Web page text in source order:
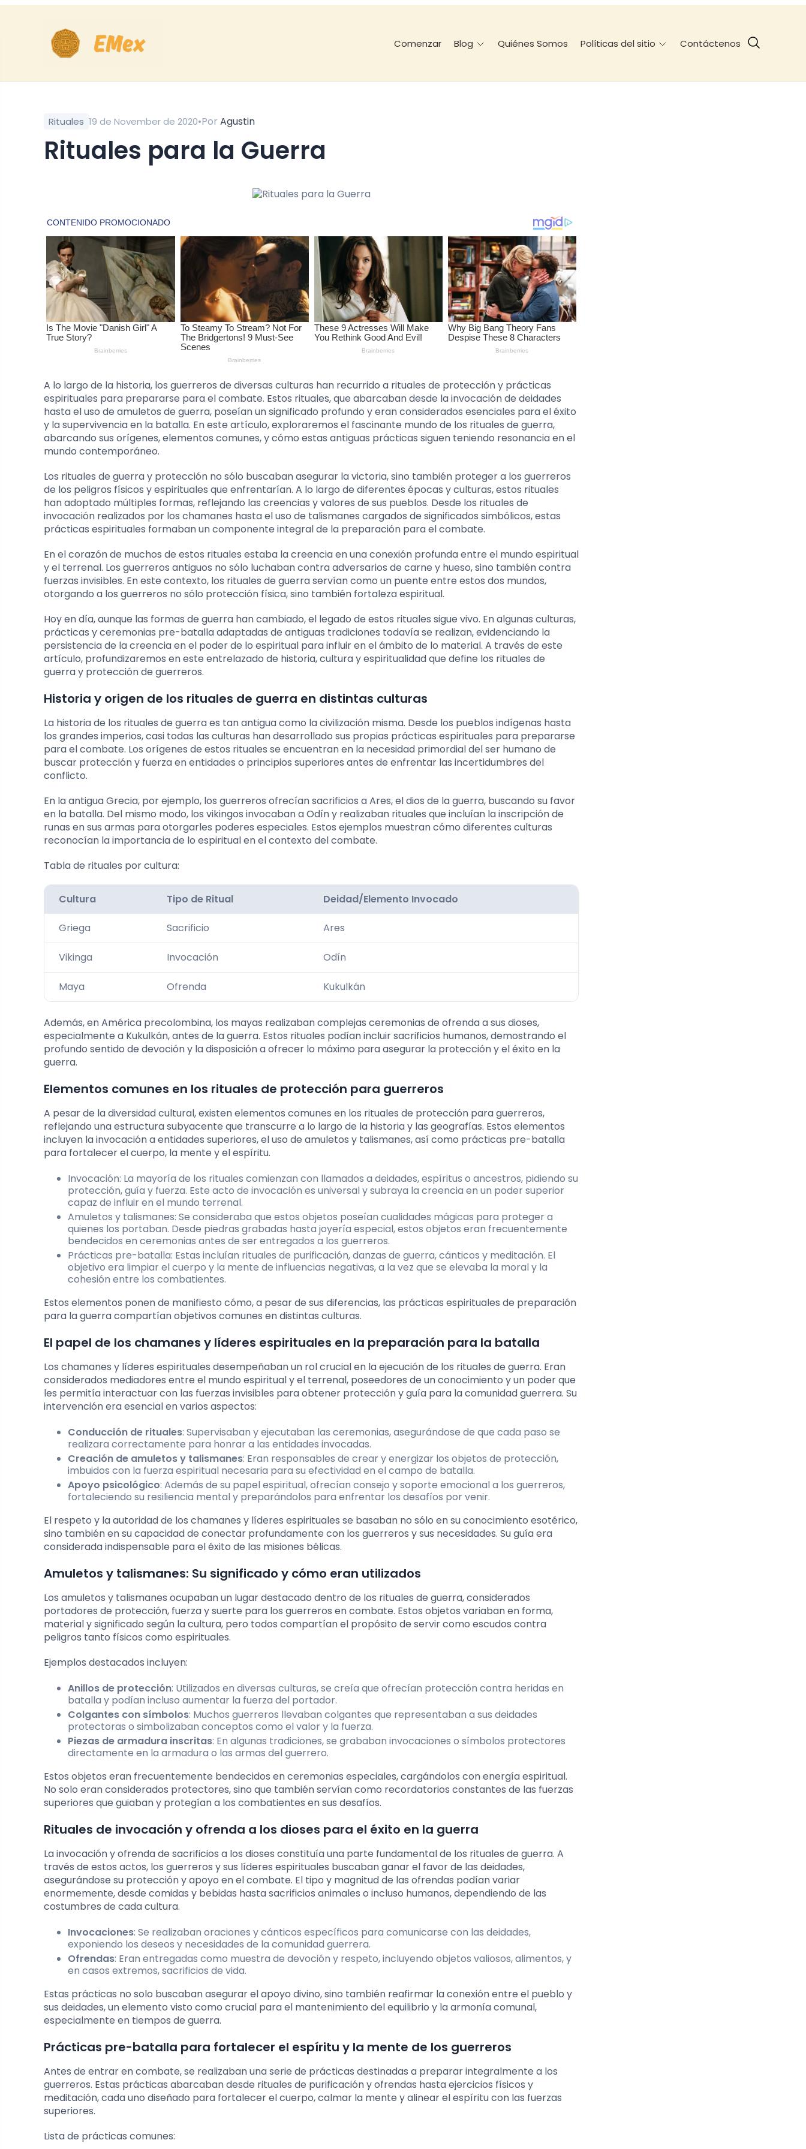
Comenzar Blog Quiénes Somos Políticas del sitio Contáctenos
Rituales 19 de November de 2020•Por Agustin
Rituales para la Guerra
A lo largo de la historia, los guerreros de diversas culturas han recurrido a rituales de protección y prácticas
espirituales para prepararse para el combate. Estos rituales, que abarcaban desde la invocación de deidades
hasta el uso de amuletos de guerra, poseían un significado profundo y eran considerados esenciales para el éxito
y la supervivencia en la batalla. En este artículo, exploraremos el fascinante mundo de los rituales de guerra,
abarcando sus orígenes, elementos comunes, y cómo estas antiguas prácticas siguen teniendo resonancia en el
mundo contemporáneo.
Los rituales de guerra y protección no sólo buscaban asegurar la victoria, sino también proteger a los guerreros
de los peligros físicos y espirituales que enfrentarían. A lo largo de diferentes épocas y culturas, estos rituales
han adoptado múltiples formas, reflejando las creencias y valores de sus pueblos. Desde los rituales de
invocación realizados por los chamanes hasta el uso de talismanes cargados de significados simbólicos, estas
prácticas espirituales formaban un componente integral de la preparación para el combate.
En el corazón de muchos de estos rituales estaba la creencia en una conexión profunda entre el mundo espiritual
y el terrenal. Los guerreros antiguos no sólo luchaban contra adversarios de carne y hueso, sino también contra
fuerzas invisibles. En este contexto, los rituales de guerra servían como un puente entre estos dos mundos,
otorgando a los guerreros no sólo protección física, sino también fortaleza espiritual.
Hoy en día, aunque las formas de guerra han cambiado, el legado de estos rituales sigue vivo. En algunas culturas,
prácticas y ceremonias pre-batalla adaptadas de antiguas tradiciones todavía se realizan, evidenciando la
persistencia de la creencia en el poder de lo espiritual para influir en el ámbito de lo material. A través de este
artículo, profundizaremos en este entrelazado de historia, cultura y espiritualidad que define los rituales de
guerra y protección de guerreros.
Historia y origen de los rituales de guerra en distintas culturas
La historia de los rituales de guerra es tan antigua como la civilización misma. Desde los pueblos indígenas hasta
los grandes imperios, casi todas las culturas han desarrollado sus propias prácticas espirituales para prepararse
para el combate. Los orígenes de estos rituales se encuentran en la necesidad primordial del ser humano de
buscar protección y fuerza en entidades o principios superiores antes de enfrentar las incertidumbres del
conflicto.
En la antigua Grecia, por ejemplo, los guerreros ofrecían sacrificios a Ares, el dios de la guerra, buscando su favor
en la batalla. Del mismo modo, los vikingos invocaban a Odín y realizaban rituales que incluían la inscripción de
runas en sus armas para otorgarles poderes especiales. Estos ejemplos muestran cómo diferentes culturas
reconocían la importancia de lo espiritual en el contexto del combate.
Tabla de rituales por cultura:
Cultura Tipo de Ritual Deidad/Elemento Invocado
Griega Sacrificio Ares
Vikinga Invocación Odín
Maya Ofrenda Kukulkán
Además, en América precolombina, los mayas realizaban complejas ceremonias de ofrenda a sus dioses,
especialmente a Kukulkán, antes de la guerra. Estos rituales podían incluir sacrificios humanos, demostrando el
profundo sentido de devoción y la disposición a ofrecer lo máximo para asegurar la protección y el éxito en la
guerra.
Elementos comunes en los rituales de protección para guerreros
A pesar de la diversidad cultural, existen elementos comunes en los rituales de protección para guerreros,
reflejando una estructura subyacente que transcurre a lo largo de la historia y las geografías. Estos elementos
incluyen la invocación a entidades superiores, el uso de amuletos y talismanes, así como prácticas pre-batalla
para fortalecer el cuerpo, la mente y el espíritu.
Invocación: La mayoría de los rituales comienzan con llamados a deidades, espíritus o ancestros, pidiendo su
protección, guía y fuerza. Este acto de invocación es universal y subraya la creencia en un poder superior
capaz de influir en el mundo terrenal.
Amuletos y talismanes: Se consideraba que estos objetos poseían cualidades mágicas para proteger a
quienes los portaban. Desde piedras grabadas hasta joyería especial, estos objetos eran frecuentemente
bendecidos en ceremonias antes de ser entregados a los guerreros.
Prácticas pre-batalla: Estas incluían rituales de purificación, danzas de guerra, cánticos y meditación. El
objetivo era limpiar el cuerpo y la mente de influencias negativas, a la vez que se elevaba la moral y la
cohesión entre los combatientes.
Estos elementos ponen de manifiesto cómo, a pesar de sus diferencias, las prácticas espirituales de preparación
para la guerra compartían objetivos comunes en distintas culturas.
El papel de los chamanes y líderes espirituales en la preparación para la batalla
Los chamanes y líderes espirituales desempeñaban un rol crucial en la ejecución de los rituales de guerra. Eran
considerados mediadores entre el mundo espiritual y el terrenal, poseedores de un conocimiento y un poder que
les permitía interactuar con las fuerzas invisibles para obtener protección y guía para la comunidad guerrera. Su
intervención era esencial en varios aspectos:
Conducción de rituales: Supervisaban y ejecutaban las ceremonias, asegurándose de que cada paso se
realizara correctamente para honrar a las entidades invocadas.
Creación de amuletos y talismanes: Eran responsables de crear y energizar los objetos de protección,
imbuidos con la fuerza espiritual necesaria para su efectividad en el campo de batalla.
Apoyo psicológico: Además de su papel espiritual, ofrecían consejo y soporte emocional a los guerreros,
fortaleciendo su resiliencia mental y preparándolos para enfrentar los desafíos por venir.
El respeto y la autoridad de los chamanes y líderes espirituales se basaban no sólo en su conocimiento esotérico,
sino también en su capacidad de conectar profundamente con los guerreros y sus necesidades. Su guía era
considerada indispensable para el éxito de las misiones bélicas.
Amuletos y talismanes: Su significado y cómo eran utilizados
Los amuletos y talismanes ocupaban un lugar destacado dentro de los rituales de guerra, considerados
portadores de protección, fuerza y suerte para los guerreros en combate. Estos objetos variaban en forma,
material y significado según la cultura, pero todos compartían el propósito de servir como escudos contra
peligros tanto físicos como espirituales.
Ejemplos destacados incluyen:
Anillos de protección: Utilizados en diversas culturas, se creía que ofrecían protección contra heridas en
batalla y podían incluso aumentar la fuerza del portador.
Colgantes con símbolos: Muchos guerreros llevaban colgantes que representaban a sus deidades
protectoras o simbolizaban conceptos como el valor y la fuerza.
Piezas de armadura inscritas: En algunas tradiciones, se grababan invocaciones o símbolos protectores
directamente en la armadura o las armas del guerrero.
Estos objetos eran frecuentemente bendecidos en ceremonias especiales, cargándolos con energía espiritual.
No solo eran considerados protectores, sino que también servían como recordatorios constantes de las fuerzas
superiores que guiaban y protegían a los combatientes en sus desafíos.
Rituales de invocación y ofrenda a los dioses para el éxito en la guerra
La invocación y ofrenda de sacrificios a los dioses constituía una parte fundamental de los rituales de guerra. A
través de estos actos, los guerreros y sus líderes espirituales buscaban ganar el favor de las deidades,
asegurándose su protección y apoyo en el combate. El tipo y magnitud de las ofrendas podían variar
enormemente, desde comidas y bebidas hasta sacrificios animales o incluso humanos, dependiendo de las
costumbres de cada cultura.
Invocaciones: Se realizaban oraciones y cánticos específicos para comunicarse con las deidades,
exponiendo los deseos y necesidades de la comunidad guerrera.
Ofrendas: Eran entregadas como muestra de devoción y respeto, incluyendo objetos valiosos, alimentos, y
en casos extremos, sacrificios de vida.
Estas prácticas no solo buscaban asegurar el apoyo divino, sino también reafirmar la conexión entre el pueblo y
sus deidades, un elemento visto como crucial para el mantenimiento del equilibrio y la armonía comunal,
especialmente en tiempos de guerra.
Prácticas pre-batalla para fortalecer el espíritu y la mente de los guerreros
Antes de entrar en combate, se realizaban una serie de prácticas destinadas a preparar integralmente a los
guerreros. Estas prácticas abarcaban desde rituales de purificación y ofrendas hasta ejercicios físicos y
meditación, cada uno diseñado para fortalecer el cuerpo, calmar la mente y alinear el espíritu con las fuerzas
superiores.
Lista de prácticas comunes: